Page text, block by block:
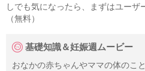
しでも気になったら、まずはユーザ
（無料）
基礎知識＆妊娠週ムービー
おなかの赤ちゃんやママの体のこ